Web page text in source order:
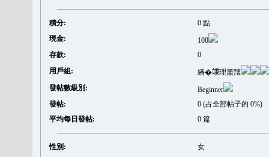
積分:
0 點
現金:
100
存款:
0
用戶組:
繙�𥪕理簫羶
發帖數級別:
Beginner
發帖:
0 (占全部帖子的 0%)
平均每日發帖:
0 篇
性別:
女